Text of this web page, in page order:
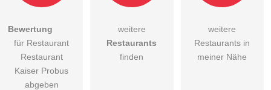
Die Datenschutzerklärunghabe ich zur Kenntnis genommen.
öffentliche Frage stellen
Bewertung
für Restaurant
Restaurant
Kaiser Probus
abgeben
weitere
Restaurants
finden
weitere
Restaurants in
meiner Nähe